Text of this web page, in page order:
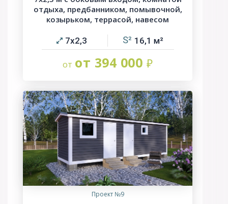
отдыха, предбанником, помывочной,
козырьком, террасой, навесом
7х2,3 16,1
от 394 000
Проект №9